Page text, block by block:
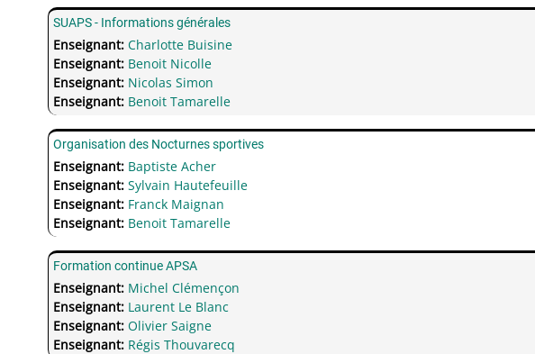
SUAPS - Informations générales
Enseignant:Charlotte Buisine
Enseignant: Benoit Nicolle
Enseignant: Nicolas Simon
Enseignant: Benoit Tamarelle
Organisation des Nocturnes sportives
Enseignant: Baptiste Acher
Enseignant:Sylvain Hautefeuille
Enseignant: Franck Maignan
Enseignant: Benoit Tamarelle
Formation continue APSA
Enseignant: Michel Clémençon
Enseignant: Laurent Le Blanc
Enseignant:Olivier Saigne
Enseignant: Régis Thouvarecq